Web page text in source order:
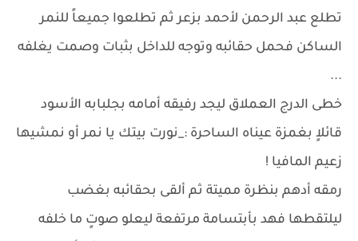
تطلع عبد الرحمن لأحمد بزعر ثم تطلعوا جميعاً للنمر
الساكن فحمل حقائبه وتوجه للداخل بثبات وصمت يغلفه
...
خطى الدرج العملاق ليجد رفيقه أمامه بجلبابه الأسود
قائلاٍ بغمزة عيناه الساحرة :_نورت بيتك يا نمر أو نمشيها
زعيم المافيا !
رمقه أدهم بنظرة مميتة ثم ألقى بحقائبه بغضب
ليلتقطها فهد بأبتسامة مرتفعة ليعلو صوتٍ ما خلفه